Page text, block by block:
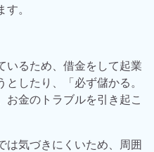
。
いるため、借金をして起業
したり、「必ず儲かる。
お金のトラブルを引き起こ
は気づきにくいため、周囲